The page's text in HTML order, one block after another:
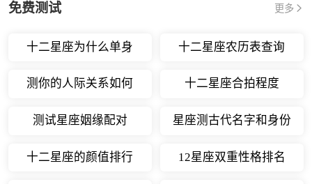
免费测试 更多
十二星座为什么单身 十二星座农历表查询
测你的人际关系如何 十二星座合拍程度
测试星座姻缘配对 星座测古代名字和身份
十二星座的颜值排行 12星座双重性格排名